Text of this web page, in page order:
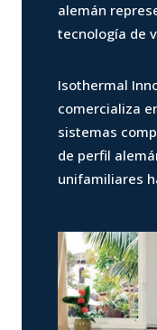
alemán
tecnología de
Isothermal
comercializa
sistemas
de perfil
unifamiliares